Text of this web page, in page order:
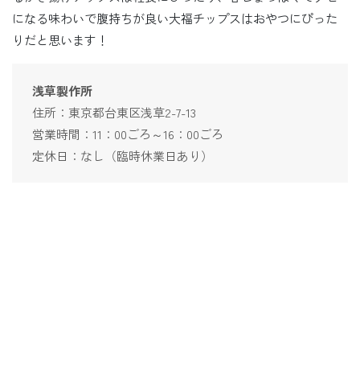
になる味わいで腹持ちが良い大福チップスはおやつにぴった
りだと思います！
浅草製作所
住所：東京都台東区浅草2-7-13
営業時間：11：00ごろ～16：00ごろ
定休日：なし（臨時休業日あり）